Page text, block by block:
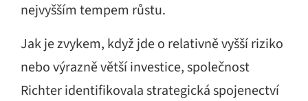
nejvyšším tempem růstu.
Jak je zvykem, když jde o relativně vyšší riziko
nebo výrazně větší investice, společnost
Richter identifikovala strategická spojenectví